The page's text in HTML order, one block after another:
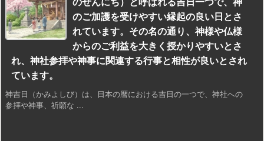
のご加護を受けやすい縁起の良い日とさ
れています。その名の通り、神様や仏様
からのご利益を大きく授かりやすいとさ
れ、神社参拝や神事に関連する行事と相性が良いとされ
ています。
神吉日（かみよしび）は、日本の暦における吉日の一つで、神社への
参拝や神事、祈願な ...